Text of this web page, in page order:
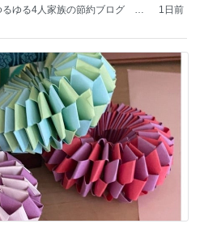
ゆる4人家族の節約ブログ 〜
1日前